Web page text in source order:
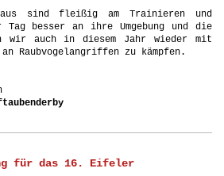
sind fleißig am Trainieren und
Tag besser an ihre Umgebung und die
wir auch in diesem Jahr wieder mit
Raubvogelangriffen zu kämpfen.
für das 16. Eifeler